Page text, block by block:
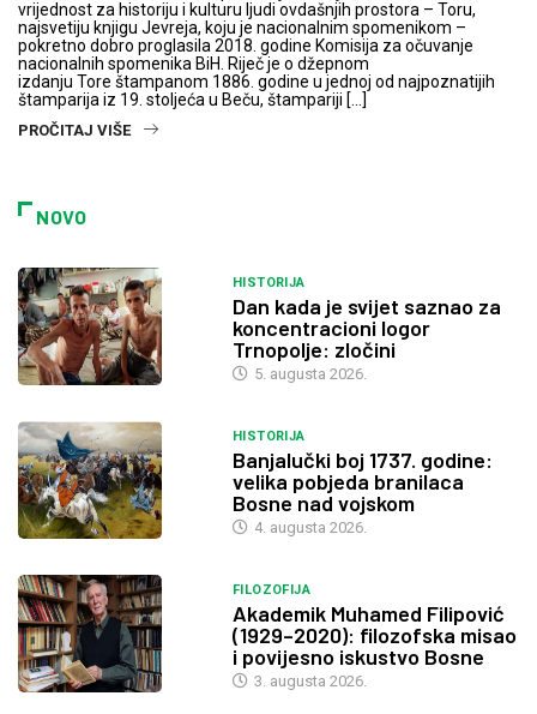
vrijednost za historiju i kulturu ljudi ovdašnjih prostora – Toru,
najsvetiju knjigu Jevreja, koju je nacionalnim spomenikom –
pokretno dobro proglasila 2018. godine Komisija za očuvanje
nacionalnih spomenika BiH. Riječ je o džepnom
izdanju Tore štampanom 1886. godine u jednoj od najpoznatijih
štamparija iz 19. stoljeća u Beču, štampariji […]
PROČITAJ VIŠE
NOVO
HISTORIJA
Dan kada je svijet saznao za
koncentracioni logor
Trnopolje: zločini
5. augusta 2026.
HISTORIJA
Banjalučki boj 1737. godine:
velika pobjeda branilaca
Bosne nad vojskom
4. augusta 2026.
FILOZOFIJA
Akademik Muhamed Filipović
(1929–2020): filozofska misao
i povijesno iskustvo Bosne
3. augusta 2026.